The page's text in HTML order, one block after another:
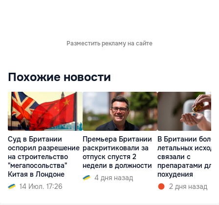
Разместить рекламу на сайте
Похожие новости
Суд в Британии
оспорил разрешение
на строительство
"мегапосольства"
Китая в Лондоне
14 Июл. 17:26
Премьера Британии
раскритиковали за
отпуск спустя 2
недели в должности
4 дня назад
В Британии
летальных
связали с
препаратами для
похудения
2 дня назад